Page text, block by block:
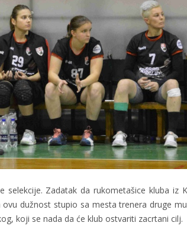
Zadatak da rukometašice kluba iz
dužnost stupio sa mesta trenera druge
koji se nada da će klub ostvariti zacrtani cilj.